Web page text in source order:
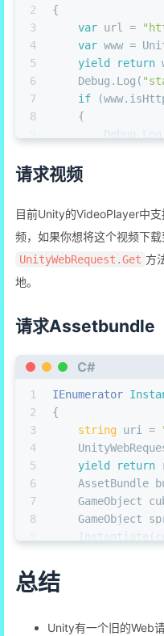
2
3
4
5
6
7
8
11
14
15
{
var url =
var www =
yield
return
    Debug.Log(
if
    {
else
    }
}
请求视频
目前Unity的VideoPlayer中
频，如果你想将这个视频下
UnityWebRequest.Get 方
地。
请求Assetbundle
C#
1
2
3
4
5
6
7
8
11
IEnumerator
{
string uri =
yield
return
AssetBundle
GameObject
GameObject
}
总结
Unity有一个旧的Web